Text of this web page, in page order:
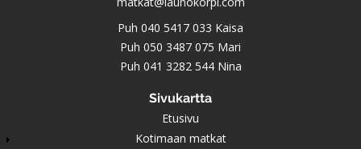
Puh 040 5417 033 Kaisa
Puh 050 3487 075 Mari
Puh 041 3282 544Nina
Sivukartta
Etusivu
Kotimaan matkat